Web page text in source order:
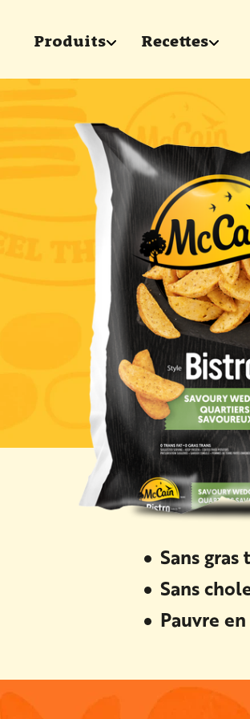
Produits show submenu
Recettes
Sans gras
Sans
Pauvre